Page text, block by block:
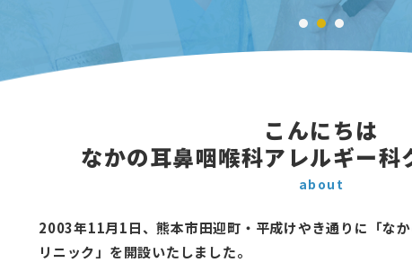
こんにちは
なかの耳鼻咽喉科アレルギー科
about
2003年11月1日、熊本市田迎町・平成けやき通りに「な
リニック」を開設いたしました。